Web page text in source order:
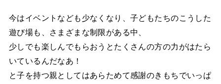
今はイベントなども少なくなり、子どもたちのこうした
遊び場も、さまざまな制限がある中、
少しでも楽しんでもらおうとたくさんの方の力がはたら
いているんだなあ！
と子を持つ親としてはあらためて感謝のきもちでいっぱ